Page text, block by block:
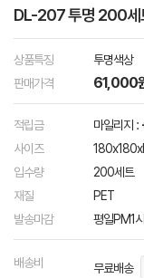
DL-207 투명 200세
상품특징
투명색상
판매가격
61,000
적립금 마일리지 :
사이즈
입수량
200세트
재질
PET
발송마감
평일PM1
배송비 무료배송